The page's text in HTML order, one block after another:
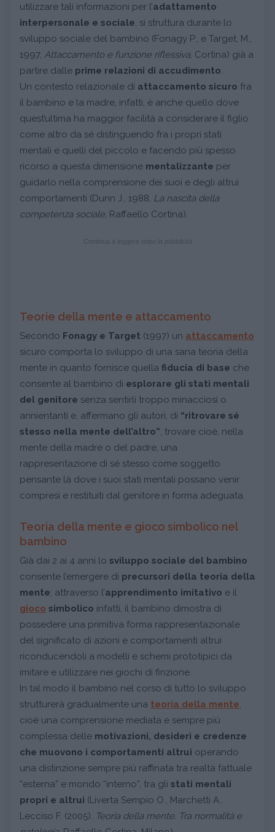
utilizzare tali informazioni per l’adattamento
interpersonale e sociale, si struttura durante lo
sviluppo sociale del bambino (Fonagy P., e Target, M.,
1997, Attaccamento e funzione riflessiva, Cortina) già a
partire dalle prime relazioni di accudimento.
Un contesto relazionale di attaccamento sicuro fra
il bambino e la madre, infatti, è anche quello dove
quest’ultima ha maggior facilità a considerare il figlio
come altro da sé distinguendo fra i propri stati
mentali e quelli del piccolo e facendo più spesso
ricorso a questa dimensione mentalizzante per
guidarlo nella comprensione dei suoi e degli altrui
comportamenti (Dunn J., 1988, La nascita della
competenza sociale, Raffaello Cortina).
Teorie della mente e attaccamento
Secondo Fonagy e Target (1997) un attaccamento
sicuro comporta lo sviluppo di una sana teoria della
mente in quanto fornisce quella fiducia di base che
consente al bambino di esplorare gli stati mentali
del genitore senza sentirli troppo minacciosi o
annientanti e, affermano gli autori, di “ritrovare sé
stesso nella mente dell’altro”, trovare cioè, nella
mente della madre o del padre, una
rappresentazione di sé stesso come soggetto
pensante là dove i suoi stati mentali possano venir
compresi e restituiti dal genitore in forma adeguata.
Teoria della mente e gioco simbolico nel
bambino
Già dai 2 ai 4 anni lo sviluppo sociale del bambino
consente l’emergere di precursori della teoria della
mente; attraverso l’apprendimento imitativo e il
gioco simbolico infatti, il bambino dimostra di
possedere una primitiva forma rappresentazionale
del significato di azioni e comportamenti altrui
riconducendoli a modelli e schemi prototipici da
imitare e utilizzare nei giochi di finzione.
In tal modo il bambino nel corso di tutto lo sviluppo
strutturerà gradualmente una teoria della mente,
cioè una comprensione mediata e sempre più
complessa delle motivazioni, desideri e credenze
che muovono i comportamenti altrui operando
una distinzione sempre più raffinata tra realtà fattuale
“esterna” e mondo “interno”, tra gli stati mentali
propri e altrui (Liverta Sempio O., Marchetti A.,
Lecciso F. (2005). Teoria della mente. Tra normalità e